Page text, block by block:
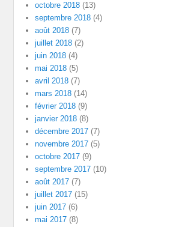
octobre 2018 (13)
septembre 2018 (4)
août 2018 (7)
juillet 2018 (2)
juin 2018 (4)
mai 2018 (5)
avril 2018 (7)
mars 2018 (14)
février 2018 (9)
janvier 2018 (8)
décembre 2017 (7)
novembre 2017 (5)
octobre 2017 (9)
septembre 2017 (10)
août 2017 (7)
juillet 2017 (15)
juin 2017 (6)
mai 2017 (8)